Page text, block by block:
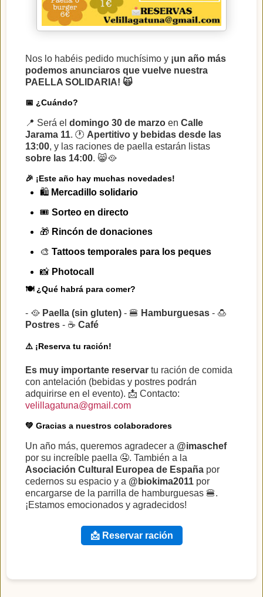
Nos lo habéis pedido muchísimo y ¡un año más
podemos anunciaros que vuelve nuestra
PAELLA SOLIDARIA! 🙀
📅 ¿Cuándo?
📍 Será el domingo 30 de marzo en Calle
Jarama 11. 🕐 Apertitivo y bebidas desde las
13:00, y las raciones de paella estarán listas
sobre las 14:00. 😸🥘
🎉 ¡Este año hay muchas novedades!
🛍 Mercadillo solidario
🎟 Sorteo en directo
🎁 Rincón de donaciones
🎨 Tattoos temporales para los peques
📸 Photocall
🍽 ¿Qué habrá para comer?
- 🥘 Paella (sin gluten) - 🍔 Hamburguesas - 🍮
Postres - ☕ Café
⚠️ ¡Reserva tu ración!
Es muy importante reservar tu ración de comida
con antelación (bebidas y postres podrán
adquirirse en el evento). 📩 Contacto:
velillagatuna@gmail.com
💚 Gracias a nuestros colaboradores
Un año más, queremos agradecer a @imaschef
por su increíble paella 🤤. También a la
Asociación Cultural Europea de España por
cedernos su espacio y a @biokima2011 por
encargarse de la parrilla de hamburguesas 🍔.
¡Estamos emocionados y agradecidos!
📩 Reservar ración